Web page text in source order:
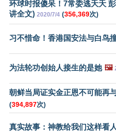
环球时报傻呆！7常委逃夭夭
讲全文) 2020/7/4 (356,369次)
习不惜命！香港国安法与白鸟
为法轮功创始人接生的是她 🖼️
朝鲜当局证实金正恩不可能再
(394,897次)
真实故事：神教给我们这样看人